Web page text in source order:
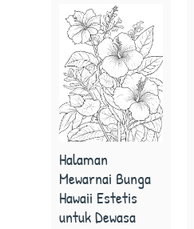
Halaman
Mewarnai Bunga
Hawaii Estetis
untuk Dewasa